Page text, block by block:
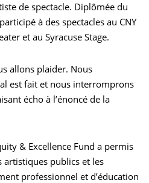
de spectacle. Diplômée du
à des spectacles au CNY
et au Syracuse Stage.
allons plaider. Nous
est fait et nous interromprons
écho à l’énoncé de la
& Excellence Fund a permis
artistiques publics et les
professionnel et d’éducation